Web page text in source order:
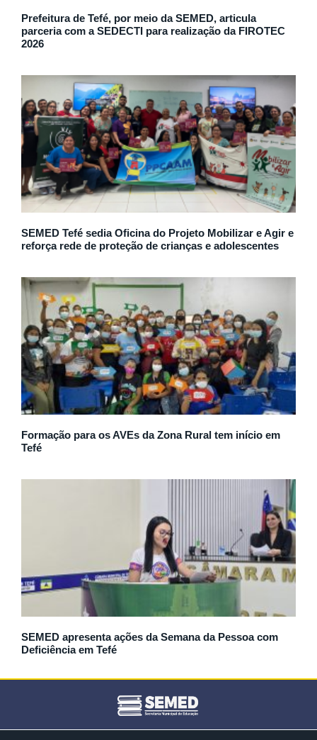
Prefeitura de Tefé, por meio da SEMED, articula
parceria com a SEDECTI para realização da FIROTEC
2026
SEMED Tefé sedia Oficina do Projeto Mobilizar e Agir e
reforça rede de proteção de crianças e adolescentes
Formação para os AVEs da Zona Rural tem início em
Tefé
SEMED apresenta ações da Semana da Pessoa com
Deficiência em Tefé